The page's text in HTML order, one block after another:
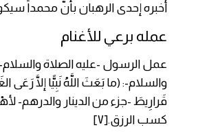
أخبره إحدى الرهبان بأنّ محمداً
عمله برعي للأغنام
عمل الرسول -عليه الصلاة
والسلام-: (ما بَعَثَ اللَّهُ نَبِيًّا إلَّا
كسب الرزق.[٧]